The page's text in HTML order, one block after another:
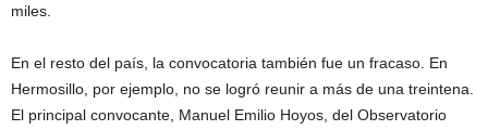
miles.
En el resto del país, la convocatoria también fue un fracaso. En
Hermosillo, por ejemplo, no se logró reunir a más de una treintena.
El principal convocante, Manuel Emilio Hoyos, del Observatorio